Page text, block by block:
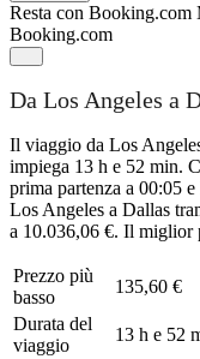
Resta con Booking.com
Booking.com
Da Los Angeles a
Il viaggio da Los
impiega 13 h e 52 min.
prima partenza a 00:05
Los Angeles a Dallas
a 10.036,06 €. Il miglior
Prezzo più
basso
135,60 €
Durata del
viaggio
13 h e 52